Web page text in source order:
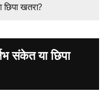
खतरा?
संकेत या छिपा